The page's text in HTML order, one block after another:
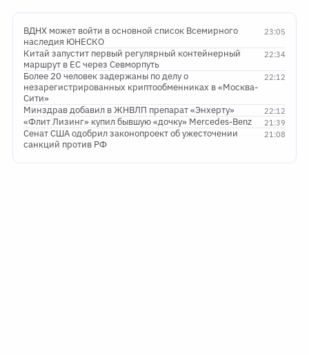
23:05
ВДНХ может войти в основной список Всемирного
наследия ЮНЕСКО
22:34
Китай запустит первый регулярный контейнерный
маршрут в ЕС через Севморпуть
22:12
Более 20 человек задержаны по делу о
незарегистрированных криптообменниках в «Москва-
Сити»
22:12
Минздрав добавил в ЖНВЛП препарат «Энхерту»
21:39
«Флит Лизинг» купил бывшую «дочку» Mercedes-Benz
21:08
Сенат США одобрил законопроект об ужесточении
санкций против РФ